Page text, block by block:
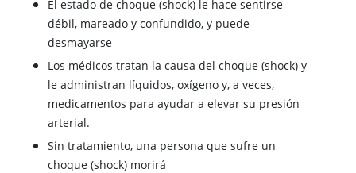
El estado de choque (shock) le hace sentirse
débil, mareado y confundido, y puede
desmayarse
Los médicos tratan la causa del choque (shock) y
le administran líquidos, oxígeno y, a veces,
medicamentos para ayudar a elevar su presión
arterial.
Sin tratamiento, una persona que sufre un
choque (shock) morirá